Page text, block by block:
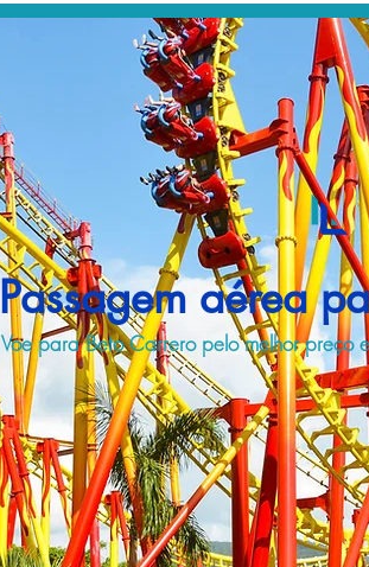
Passagem aérea
Voe para Beto Carrero pelo melhor preço